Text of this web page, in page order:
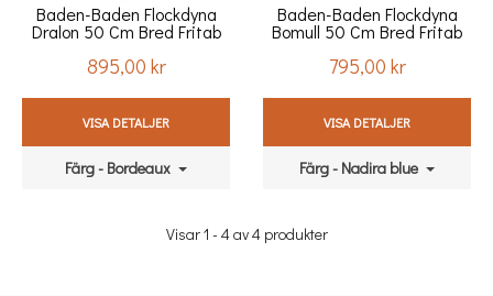
Baden-Baden Flockdyna
Dralon 50 Cm Bred Fritab
Pris
895,00 kr
VISA DETALJER
Färg - Bordeaux
Baden-Baden Flockdyna
Bomull 50 Cm Bred Fritab
Pris
795,00 kr
VISA DETALJER
Färg - Nadira blue
Visar 1 - 4 av 4 produkter